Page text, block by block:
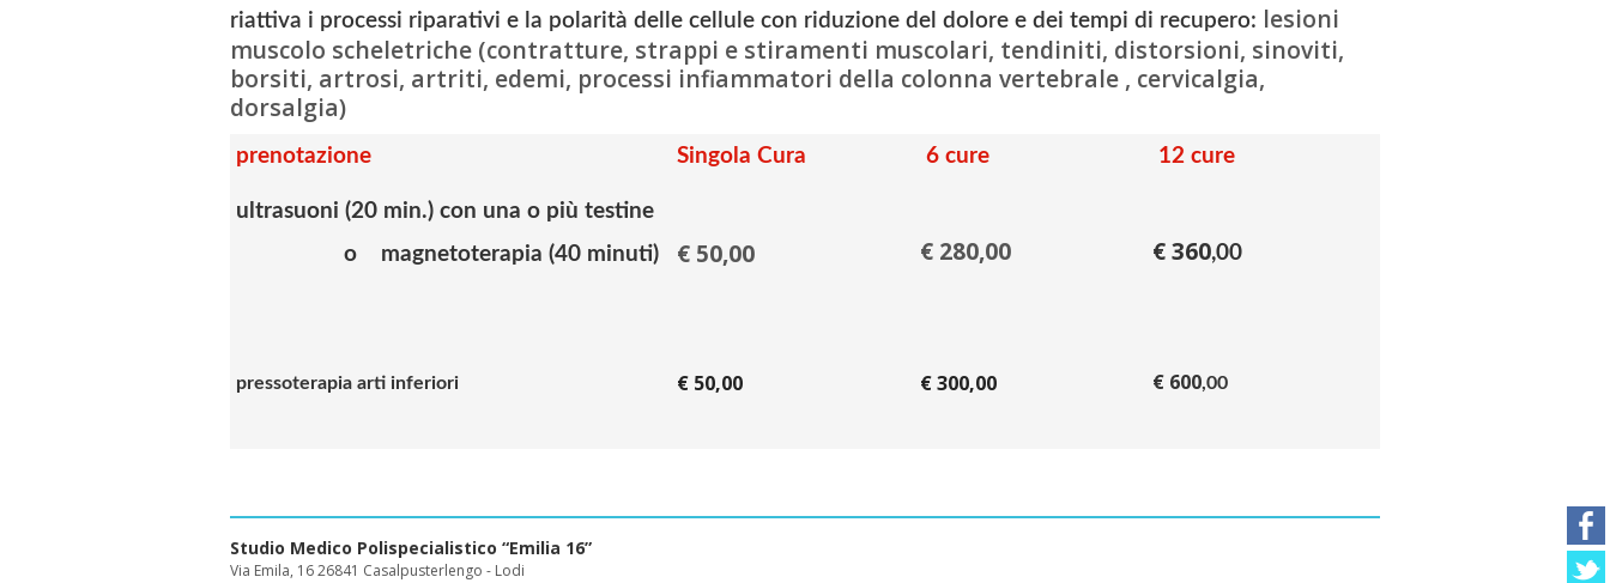
riattiva i processi riparativi e la polarità delle cellule con riduzione del dolore e dei tempi di recupero: lesioni
muscolo scheletriche (contratture, strappi e stiramenti muscolari, tendiniti, distorsioni, sinoviti,
borsiti, artrosi, artriti, edemi, processi infiammatori della colonna vertebrale , cervicalgia,
dorsalgia)
prenotazione Singola Cura 6 cure 12 cure
ultrasuoni (20 min.) con una o più testine
o magnetoterapia (40 minuti)
€ 50,00 € 280,00 € 360,00
pressoterapia arti inferiori € 50,00 € 300,00 € 600,00
Studio Medico Polispecialistico “Emilia 16”
Via Emila, 16 26841 Casalpusterlengo - Lodi